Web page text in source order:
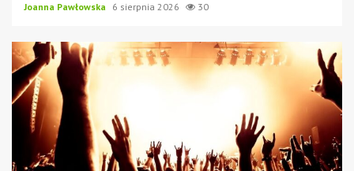
Joanna Pawłowska 6 sierpnia 2026 30